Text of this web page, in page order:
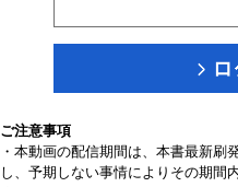
ご注意事項
・本動画の配信期間は、本書最新
し、予期しない事情によりその期間